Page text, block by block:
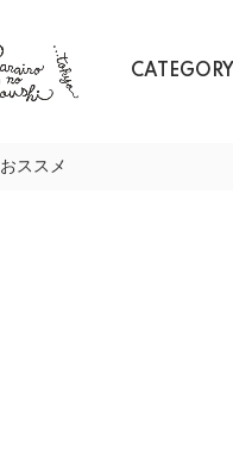
CATEGORY
おススメ